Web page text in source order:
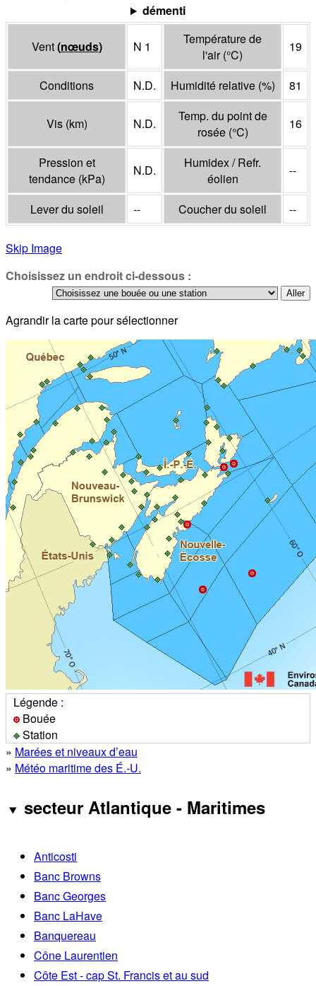
démenti
Vent(nœuds) N 1
Température de
l'air(°C)
19
Conditions N.D. Humidité relative (%) 81
Vis (km) N.D.
Temp. du point de
rosée (°C)
16
Pression et
tendance (kPa)
N.D.
Humidex / Refr.
éolien
--
Lever du soleil -- Coucher du soleil --
Skip Image
Choisissez un endroit ci-dessous :
Agrandir la carte pour sélectionner
Légende :
Bouée
Station
» Marées et niveaux d’eau
» Météo maritime des É.-U.
secteur Atlantique - Maritimes
Anticosti
Banc Browns
Banc Georges
Banc LaHave
Banquereau
Cône Laurentien
Côte Est - cap St. Francis et au sud